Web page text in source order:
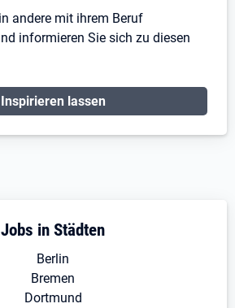
andere mit ihrem Beruf
informieren Sie sich zu diesen
Inspirieren lassen
Jobs in Städten
Berlin
Bremen
Dortmund